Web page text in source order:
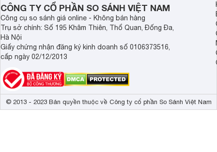
CÔNG TY CỔ PHẦN SO SÁNH VIỆT NAM
Công cụ so sánh giá online - Không bán hàng
Trụ sở chính: Số 195 Khâm Thiên, Thổ Quan, Đống Đa,
Hà Nội
Giấy chứng nhận đăng ký kinh doanh số 0106373516,
cấp ngày 02/12/2013
© 2013 - 2023 Bản quyền thuộc về Công ty cổ phần So Sánh Việt Nam